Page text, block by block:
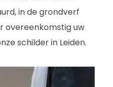
in de grondverf
overeenkomstig uw
schilder in Leiden.